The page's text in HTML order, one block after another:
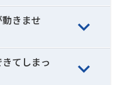
きませ
てしまっ